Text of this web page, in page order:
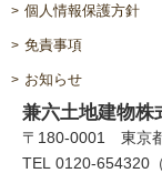
個人情報保護方針
免責事項
お知らせ
兼六土地建物株
〒180-0001 東京
TEL 0120-654320